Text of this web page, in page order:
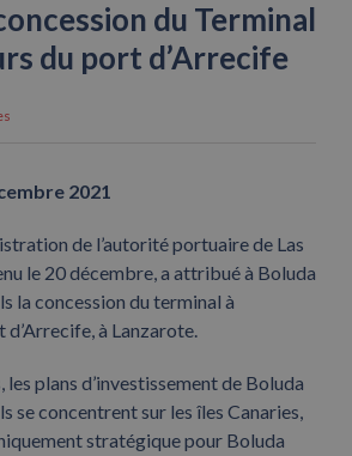
du Terminal
du port d’Arrecife
2021
de l’autorité portuaire de Las
le 20 décembre, a attribué à Boluda
la concession du terminal à
à Lanzarote.
les plans d’investissement de Boluda
se concentrent sur les îles Canaries,
stratégique pour Boluda